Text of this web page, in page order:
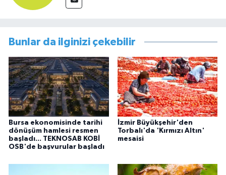
Bunlar da ilginizi çekebilir
Bursa ekonomisinde tarihi
dönüşüm hamlesi resmen
başladı... TEKNOSAB KOBİ
OSB'de başvurular başladı
İzmir Büyükşehir'den
Torbalı'da 'Kırmızı Altın'
mesaisi